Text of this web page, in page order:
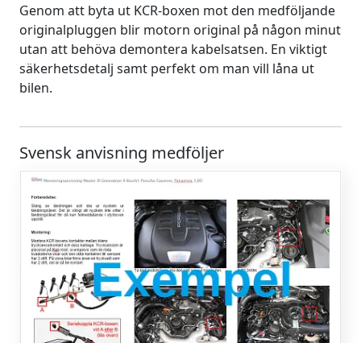
Genom att byta ut KCR-boxen mot den medföljande
originalpluggen blir motorn original på någon minut
utan att behöva demontera kabelsatsen. En viktigt
säkerhetsdetalj samt perfekt om man vill låna ut
bilen.
Svensk anvisning medföljer